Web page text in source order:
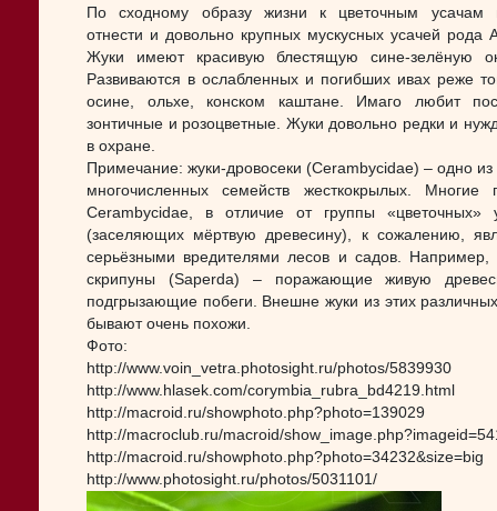
По сходному образу жизни к цветочным усачам
отнести и довольно крупных мускусных усачей рода
Жуки имеют красивую блестящую сине-зелёную
Развиваются в ослабленных и погибших ивах реже
осине, ольхе, конском каштане. Имаго любит
зонтичные и розоцветные. Жуки довольно редки и
в охране.
Примечание: жуки-дровосеки (Cerambycidae) – одно
многочисленных семейств жесткокрылых. Многие
Cerambycidae, в отличие от группы «цветочных»
(заселяющих мёртвую древесину), к сожалению,
серьёзными вредителями лесов и садов. Например,
скрипуны (Saperda) – поражающие живую
подгрызающие побеги. Внешне жуки из этих
бывают очень похожи.
Фото:
http://www.voin_vetra.photosight.ru/photos/5839930
http://www.hlasek.com/corymbia_rubra_bd4219.html
http://macroid.ru/showphoto.php?photo=139029
http://macroclub.ru/macroid/
http://macroid.ru/showphoto.php?photo=34232&size=big
http://www.photosight.ru/photos/5031101/